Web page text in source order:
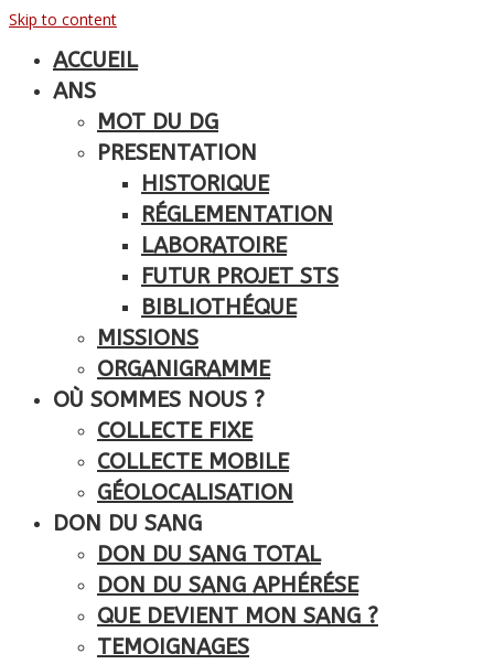
Skip to content
ACCUEIL
ANS
MOT DU DG
PRESENTATION
HISTORIQUE
RÉGLEMENTATION
LABORATOIRE
FUTUR PROJET STS
BIBLIOTHÉQUE
MISSIONS
ORGANIGRAMME
OÙ SOMMES NOUS ?
COLLECTE FIXE
COLLECTE MOBILE
GÉOLOCALISATION
DON DU SANG
DON DU SANG TOTAL
DON DU SANG APHÉRÉSE
QUE DEVIENT MON SANG ?
TEMOIGNAGES